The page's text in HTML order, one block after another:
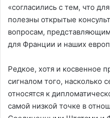
«согласились с тем, что
полезны открытые
вопросам,
для Франции и наших
Редкое, хотя и косвенное
сигналом того, насколько
относятся к
самой низкой точке в